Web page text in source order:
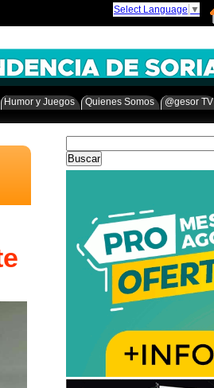
Select Language ▼
Humor y Juegos Quienes Somos @gesor TV